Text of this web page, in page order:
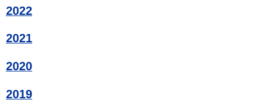
2022
2021
2020
2019